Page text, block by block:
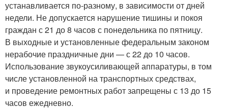
устанавливается по‑разному, в зависимости от дней
недели. Не допускается нарушение тишины и покоя
граждан с 21 до 8 часов с понедельника по пятницу.
В выходные и установленные федеральным законом
нерабочие праздничные дни — с 22 до 10 часов.
Использование звукоусиливающей аппаратуры, в том
числе установленной на транспортных средствах,
и проведение ремонтных работ запрещены с 13 до 15
часов ежедневно.